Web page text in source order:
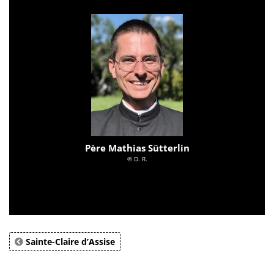
Père Mathias Sütterlin
© D. R.
Sainte-Claire d’Assise